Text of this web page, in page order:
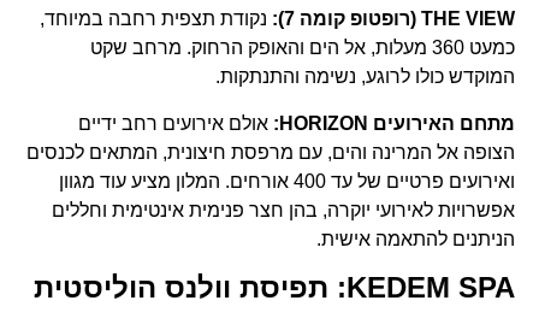
THE VIEW (רופטופ קומה 7):
נקודת תצפית רחבה במיוחד,
כמעט 360 מעלות, אל הים והאופק הרחוק. מרחב שקט
המוקדש כולו לרוגע, נשימה והתנתקות.
מתחם האירועים HORIZON:
אולם אירועים רחב ידיים
הצופה אל המרינה והים, עם מרפסת חיצונית, המתאים לכנסים
ואירועים פרטיים של עד 400 אורחים. המלון מציע עוד מגוון
אפשרויות לאירועי יוקרה, בהן חצר פנימית אינטימית וחללים
הניתנים להתאמה אישית.
KEDEM SPA: תפיסת וולנס הוליסטית